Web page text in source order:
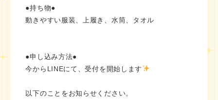
●持ち物●
動きやすい服装、上履き、水筒、タオル
●申し込み方法●
今からLINEにて、受付を開始します
以下のことをお知らせください。